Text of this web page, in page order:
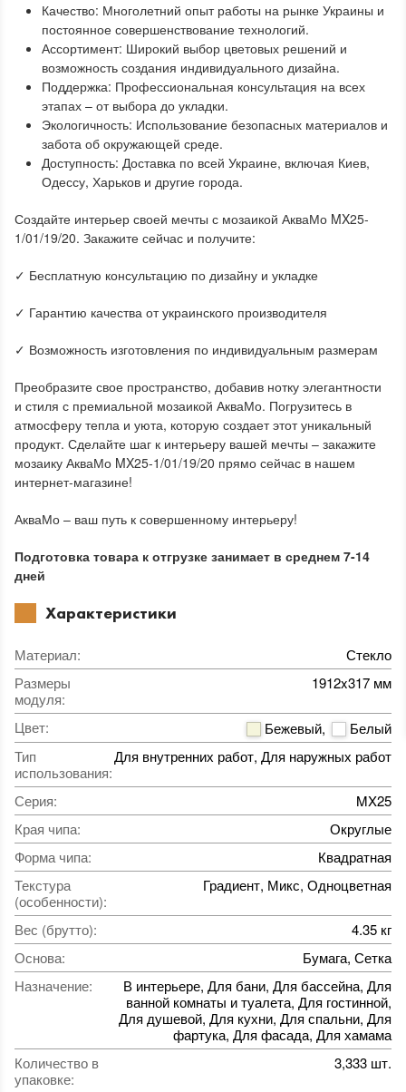
Качество: Многолетний опыт работы на рынке Украины и
постоянное совершенствование технологий.
Ассортимент: Широкий выбор цветовых решений и
возможность создания индивидуального дизайна.
Поддержка: Профессиональная консультация на всех
этапах – от выбора до укладки.
Экологичность: Использование безопасных материалов и
забота об окружающей среде.
Доступность: Доставка по всей Украине, включая Киев,
Одессу, Харьков и другие города.
Создайте интерьер своей мечты с мозаикой АкваМо MX25-
1/01/19/20. Закажите сейчас и получите:
✓ Бесплатную консультацию по дизайну и укладке
✓ Гарантию качества от украинского производителя
✓ Возможность изготовления по индивидуальным размерам
Преобразите свое пространство, добавив нотку элегантности
и стиля с премиальной мозаикой АкваМо. Погрузитесь в
атмосферу тепла и уюта, которую создает этот уникальный
продукт. Сделайте шаг к интерьеру вашей мечты – закажите
мозаику АкваМо MX25-1/01/19/20 прямо сейчас в нашем
интернет-магазине!
АкваМо – ваш путь к совершенному интерьеру!
Подготовка товара к отгрузке занимает в среднем 7-14
дней
Характеристики
Материал:
Стекло
Размеры
модуля:
1912x317 мм
Цвет: Бежевый,
Белый
Тип
использования:
Для внутренних работ, Для наружных работ
Серия:
MX25
Края чипа:
Округлые
Форма чипа:
Квадратная
Текстура
(особенности):
Градиент, Микс, Одноцветная
Вес (брутто):
4.35 кг
Основа:
Бумага, Сетка
Назначение:
В интерьере, Для бани, Для бассейна, Для
ванной комнаты и туалета, Для гостинной,
Для душевой, Для кухни, Для спальни, Для
фартука, Для фасада, Для хамама
Количество в
упаковке:
3,333 шт.